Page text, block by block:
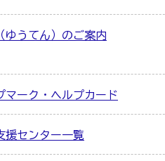
ゆうてん）のご案内
マーク・ヘルプカード
援センター一覧